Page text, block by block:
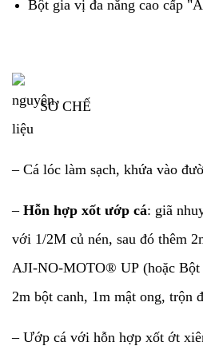
Bột gia vị đa năng cao cấp
SƠ CHẾ
– Cá lóc làm sạch, khứa vào
– Hỗn hợp xốt ướp cá: giã
với 1/2M củ nén, sau đó thêm
AJI-NO-MOTO® UP (hoặc
2m bột canh, 1m mật ong, trộn
– Ướp cá với hỗn hợp xốt ớt